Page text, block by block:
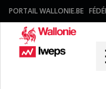
PORTAIL WALLONIE.BE